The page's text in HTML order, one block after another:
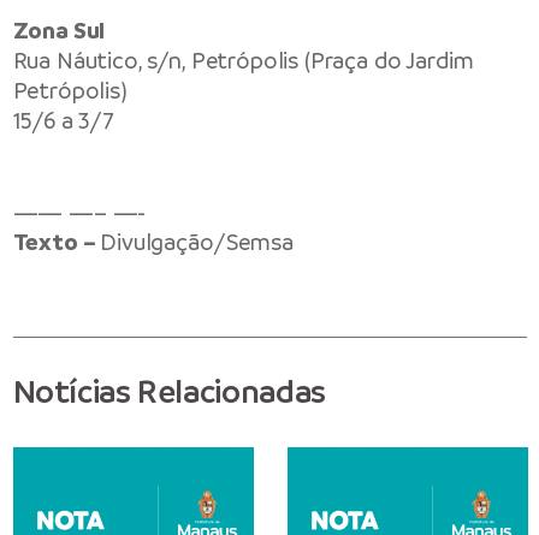
Zona Sul
Rua Náutico, s/n, Petrópolis (Praça do Jardim
Petrópolis)
15/6 a 3/7
—— —– —-
Texto – Divulgação/Semsa
Notícias Relacionadas